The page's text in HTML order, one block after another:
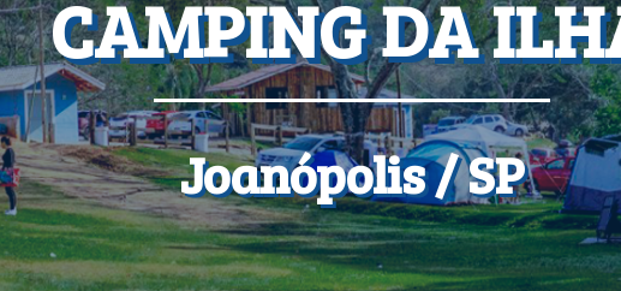
CAMPING DA
Joanópolis / SP